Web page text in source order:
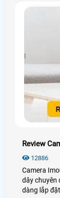
Review
12886
Camera Imou IPC-
dây chuyên
dàng lắp đặt